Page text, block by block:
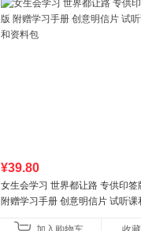
¥39.80
女生会学习 世界都让路 专供印签
附赠学习手册 创意明信片 试听课